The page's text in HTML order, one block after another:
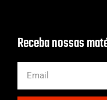
Receba nossas